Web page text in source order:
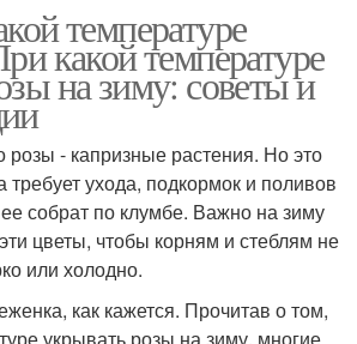
температуре
какой температуре
на зиму: советы и
розы - капризные растения. Но это
требует ухода, подкормок и поливов
собрат по клумбе. Важно на зиму
цветы, чтобы корням и стеблям не
или холодно.
как кажется. Прочитав о том,